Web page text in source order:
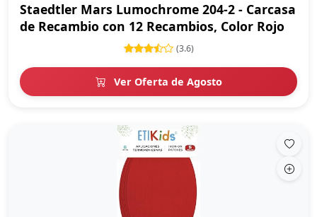
Staedtler Mars Lumochrome 204-2 - Carcasa
de Recambio con 12 Recambios, Color Rojo
(3.6)
Ver Oferta de Agosto